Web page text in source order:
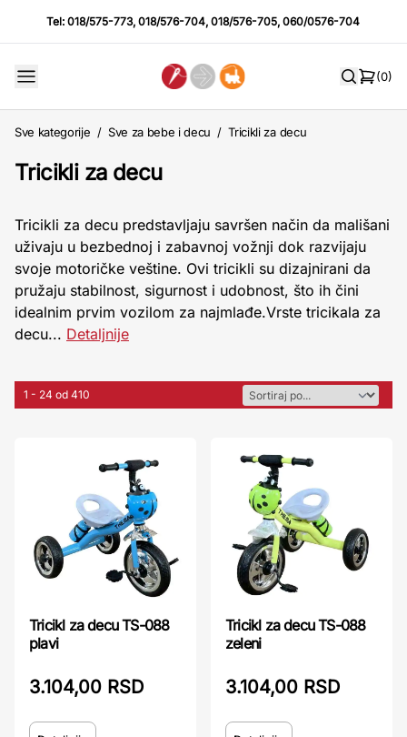
Tel:018/575-773,018/576-704,018/576-705,060/0576-704
(0)
Sve kategorije / Sve za bebe i decu / Tricikli za decu
Tricikli za decu
Tricikli za decu predstavljaju savršen način da mališani
uživaju u bezbednoj i zabavnoj vožnji dok razvijaju
svoje motoričke veštine. Ovi tricikli su dizajnirani da
pružaju stabilnost, sigurnost i udobnost, što ih čini
idealnim prvim vozilom za najmlađe.Vrste tricikala za
decu... Detaljnije
1 - 24 od 410
Tricikl za decu TS-088
plavi
3.104,00 RSD
Tricikl za decu TS-088
zeleni
3.104,00 RSD